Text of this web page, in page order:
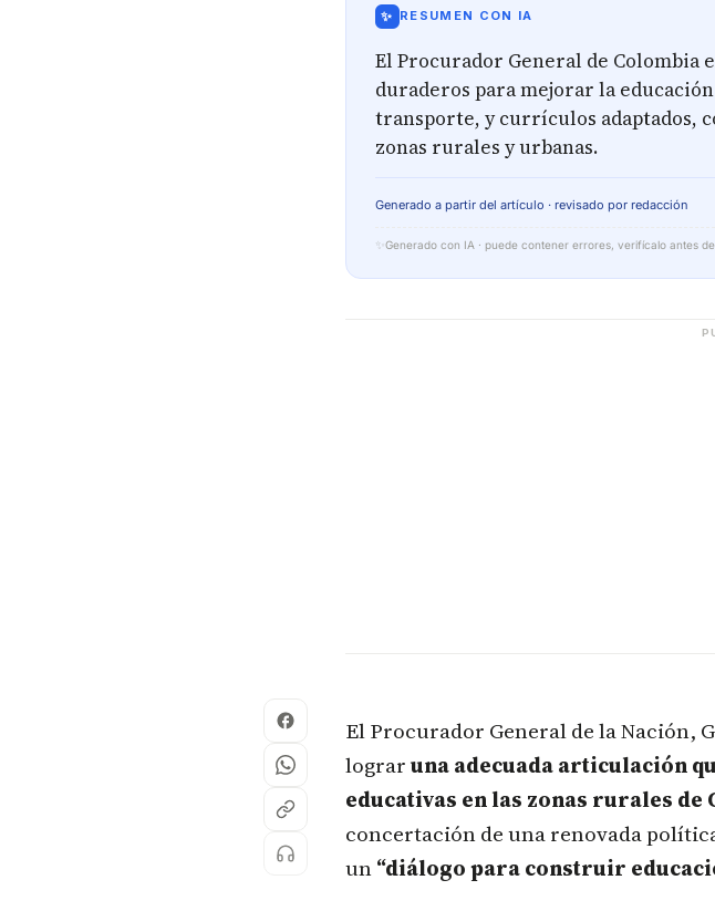
✨ RESUMEN CON IA
El Procurador General de Colombia
duraderos para mejorar la
transporte, y currículos adaptados,
zonas rurales y urbanas.
Generado a partir del artículo · revisado por redacción
✨ Generado con IA · puede contener errores, verifícalo antes
El Procurador General de la Nación,
lograruna adecuada articulación
educativas en las zonas rurales de
concertación de una renovada
un“diálogo para construir